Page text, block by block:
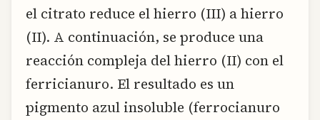
el citrato reduce el hierro (III) a hierro
(II). A continuación, se produce una
reacción compleja del hierro (II) con el
ferricianuro. El resultado es un
pigmento azul insoluble (ferrocianuro